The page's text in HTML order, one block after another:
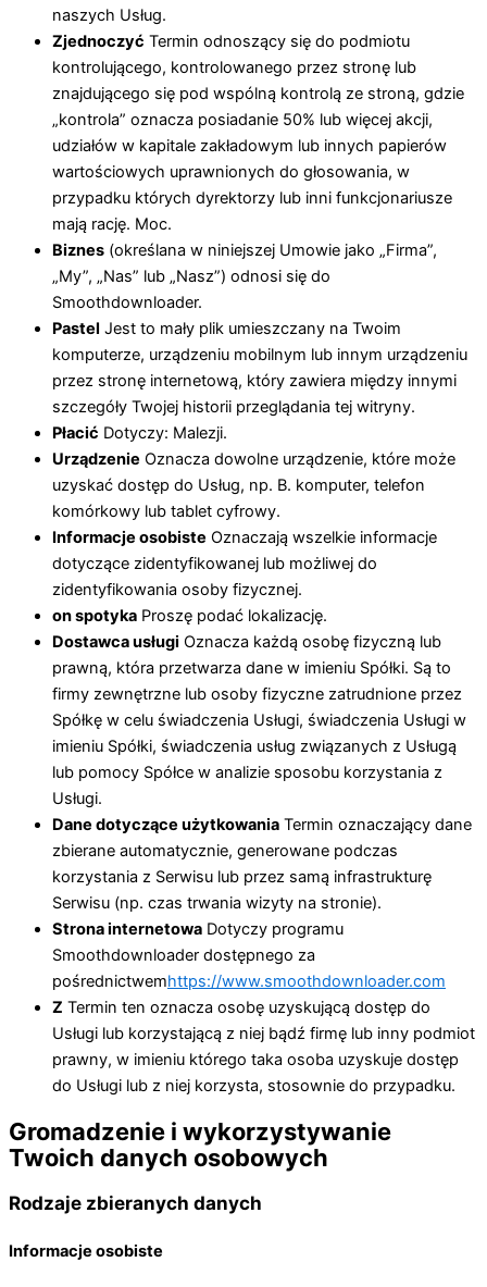
naszych Usług.
Zjednoczyć Termin odnoszący się do podmiotu
kontrolującego, kontrolowanego przez stronę lub
znajdującego się pod wspólną kontrolą ze stroną, gdzie
„kontrola” oznacza posiadanie 50% lub więcej akcji,
udziałów w kapitale zakładowym lub innych papierów
wartościowych uprawnionych do głosowania, w
przypadku których dyrektorzy lub inni funkcjonariusze
mają rację. Moc.
Biznes (określana w niniejszej Umowie jako „Firma”,
„My”, „Nas” lub „Nasz”) odnosi się do
Smoothdownloader.
Pastel Jest to mały plik umieszczany na Twoim
komputerze, urządzeniu mobilnym lub innym urządzeniu
przez stronę internetową, który zawiera między innymi
szczegóły Twojej historii przeglądania tej witryny.
Płacić Dotyczy: Malezji.
Urządzenie Oznacza dowolne urządzenie, które może
uzyskać dostęp do Usług, np. B. komputer, telefon
komórkowy lub tablet cyfrowy.
Informacje osobiste Oznaczają wszelkie informacje
dotyczące zidentyfikowanej lub możliwej do
zidentyfikowania osoby fizycznej.
on spotyka Proszę podać lokalizację.
Dostawca usługi Oznacza każdą osobę fizyczną lub
prawną, która przetwarza dane w imieniu Spółki. Są to
firmy zewnętrzne lub osoby fizyczne zatrudnione przez
Spółkę w celu świadczenia Usługi, świadczenia Usługi w
imieniu Spółki, świadczenia usług związanych z Usługą
lub pomocy Spółce w analizie sposobu korzystania z
Usługi.
Dane dotyczące użytkowania Termin oznaczający dane
zbierane automatycznie, generowane podczas
korzystania z Serwisu lub przez samą infrastrukturę
Serwisu (np. czas trwania wizyty na stronie).
Strona internetowa Dotyczy programu
Smoothdownloader dostępnego za
pośrednictwemhttps://www.smoothdownloader.com
Z Termin ten oznacza osobę uzyskującą dostęp do
Usługi lub korzystającą z niej bądź firmę lub inny podmiot
prawny, w imieniu którego taka osoba uzyskuje dostęp
do Usługi lub z niej korzysta, stosownie do przypadku.
Gromadzenie i wykorzystywanie
Twoich danych osobowych
Rodzaje zbieranych danych
Informacje osobiste